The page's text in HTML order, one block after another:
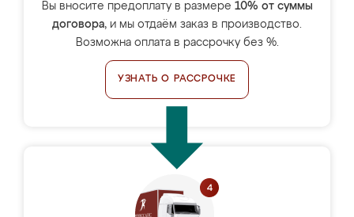
Вы вносите предоплату в размере 10% от суммы
договора, и мы отдаём заказ в производство.
Возможна оплата в рассрочку без %.
УЗНАТЬ О РАССРОЧКЕ